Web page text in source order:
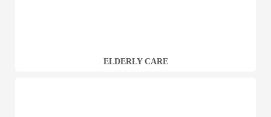
ELDERLY CARE